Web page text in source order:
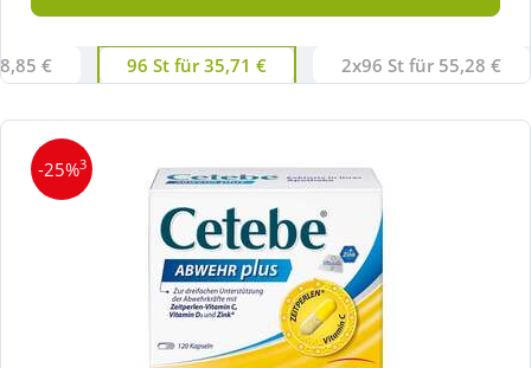
€ 96 St für 35,71 € 2x96 St für 55,28 €
-25%3